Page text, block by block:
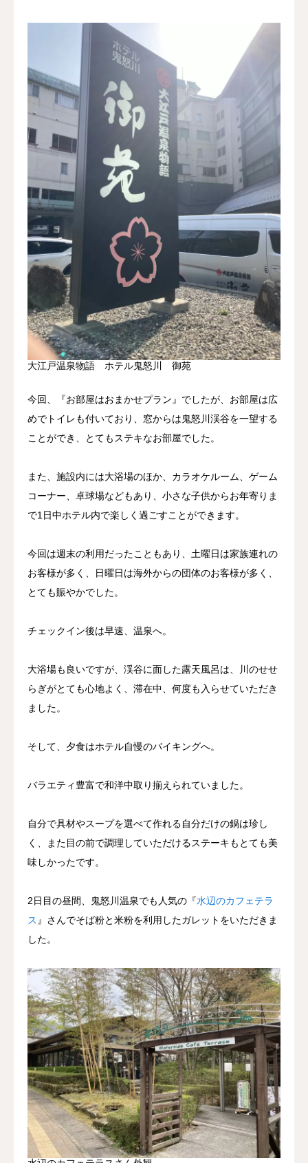
大江戸温泉物語 ホテル鬼怒川 御苑
今回、『お部屋はおまかせプラン』でしたが、お部屋は広
めでトイレも付いており、窓からは鬼怒川渓谷を一望する
ことができ、とてもステキなお部屋でした。
また、施設内には大浴場のほか、カラオケルーム、ゲーム
コーナー、卓球場などもあり、小さな子供からお年寄りま
で1日中ホテル内で楽しく過ごすことができます。
今回は週末の利用だったこともあり、土曜日は家族連れの
お客様が多く、日曜日は海外からの団体のお客様が多く、
とても賑やかでした。
チェックイン後は早速、温泉へ。
大浴場も良いですが、渓谷に面した露天風呂は、川のせせ
らぎがとても心地よく、滞在中、何度も入らせていただき
ました。
そして、夕食はホテル自慢のバイキングへ。
バラエティ豊富で和洋中取り揃えられていました。
自分で具材やスープを選べて作れる自分だけの鍋は珍し
く、また目の前で調理していただけるステーキもとても美
味しかったです。
2日目の昼間、鬼怒川温泉でも人気の『水辺のカフェテラ
ス 』さんでそば粉と米粉を利用したガレットをいただきま
した。